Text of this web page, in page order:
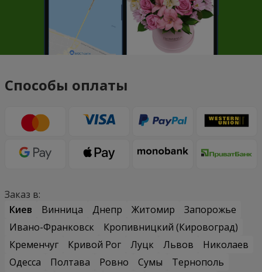
Способы оплаты
Заказ в:
Киев
Винница Днепр Житомир
Запорожье
Ивано-Франковск
Кропивницкий (Кировоград)
Кременчуг
Кривой Рог Луцк Львов
Николаев
Одесса
Полтава Ровно Сумы
Тернополь